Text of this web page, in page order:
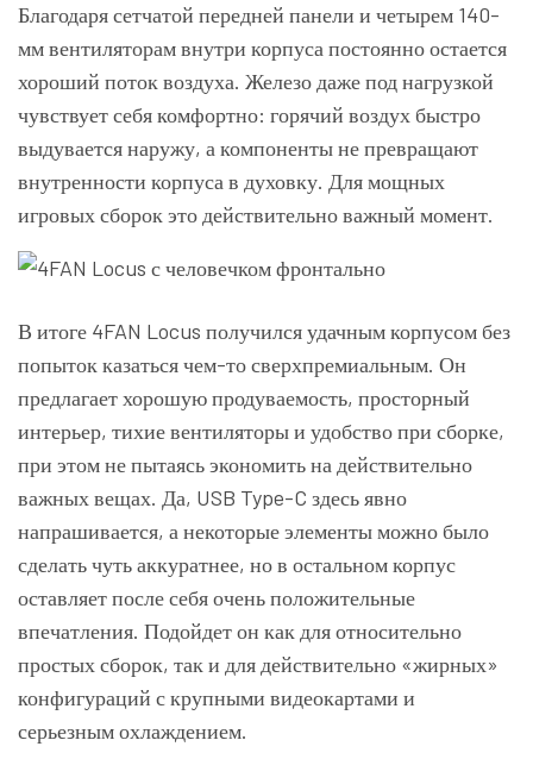
Благодаря сетчатой передней панели и четырем 140-
мм вентиляторам внутри корпуса постоянно остается
хороший поток воздуха. Железо даже под нагрузкой
чувствует себя комфортно: горячий воздух быстро
выдувается наружу, а компоненты не превращают
внутренности корпуса в духовку. Для мощных
игровых сборок это действительно важный момент.
В итоге 4FAN Locus получился удачным корпусом без
попыток казаться чем-то сверхпремиальным. Он
предлагает хорошую продуваемость, просторный
интерьер, тихие вентиляторы и удобство при сборке,
при этом не пытаясь экономить на действительно
важных вещах. Да, USB Type-C здесь явно
напрашивается, а некоторые элементы можно было
сделать чуть аккуратнее, но в остальном корпус
оставляет после себя очень положительные
впечатления. Подойдет он как для относительно
простых сборок, так и для действительно «жирных»
конфигураций с крупными видеокартами и
серьезным охлаждением.